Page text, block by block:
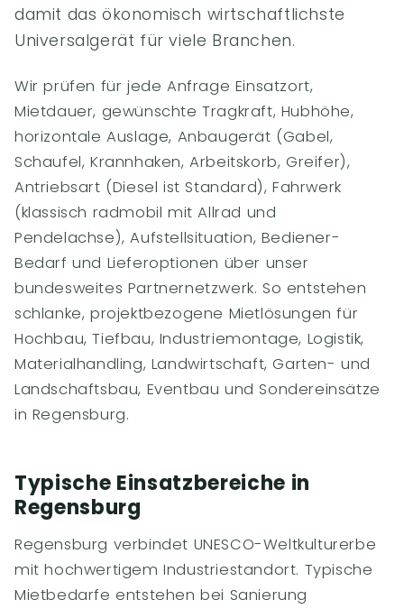
damit das ökonomisch wirtschaftlichste
Universalgerät für viele Branchen.
Wir prüfen für jede Anfrage Einsatzort,
Mietdauer, gewünschte Tragkraft, Hubhöhe,
horizontale Auslage, Anbaugerät (Gabel,
Schaufel, Krannhaken, Arbeitskorb, Greifer),
Antriebsart (Diesel ist Standard), Fahrwerk
(klassisch radmobil mit Allrad und
Pendelachse), Aufstellsituation, Bediener-
Bedarf und Lieferoptionen über unser
bundesweites Partnernetzwerk. So entstehen
schlanke, projektbezogene Mietlösungen für
Hochbau, Tiefbau, Industriemontage, Logistik,
Materialhandling, Landwirtschaft, Garten- und
Landschaftsbau, Eventbau und Sondereinsätze
in Regensburg.
Typische Einsatzbereiche in
Regensburg
Regensburg verbindet UNESCO-Weltkulturerbe
mit hochwertigem Industriestandort. Typische
Mietbedarfe entstehen bei Sanierung